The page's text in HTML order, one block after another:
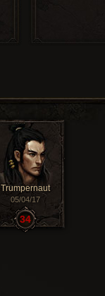
Trumpernaut
05/04/17
34